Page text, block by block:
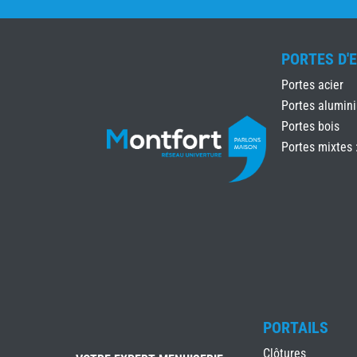
PORTES
Portes acier
Portes
Portes bois
Portes
PORTAILS
Clôtures